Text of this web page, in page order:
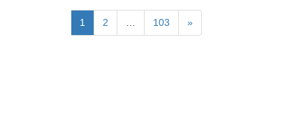
1 2 103 »